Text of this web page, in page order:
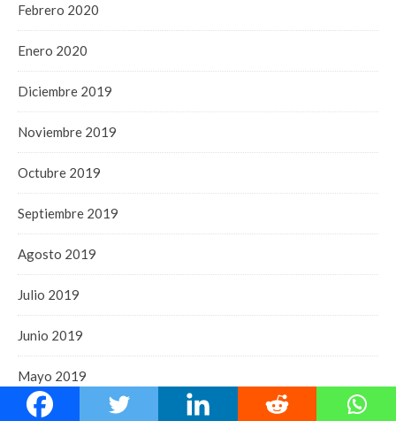
Febrero 2020
Enero 2020
Diciembre 2019
Noviembre 2019
Octubre 2019
Septiembre 2019
Agosto 2019
Julio 2019
Junio 2019
Mayo 2019
Abril 2019